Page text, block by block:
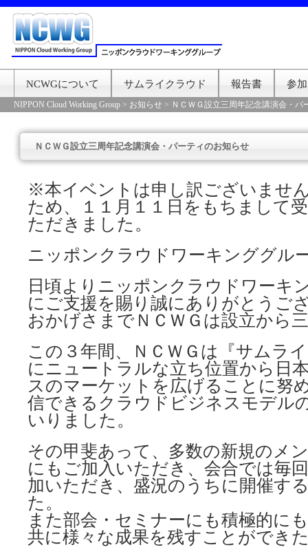
NCWGについて サムライクラウド 報告書 参
NIPPON Cloud Working Group > お知らせ > ＮＣＷＧ設立三周年記念講演会・パ
ＮＣＷＧ設立三周年記念講演会・パーティのお知らせ
※本イベントは申し訳ございませ
ため、１１月１１日をもちまして
ただきま した。
ニッポンクラウドワーキンググル
日頃よりニッポンクラウドワーキ
にご支援を賜り誠にありがとうご
おかげさまでＮＣＷＧは設立から
この３年間、ＮＣＷＧは『サムラ
にニュートラルな立ち位置から日
スのマーケットを広げることに努
信できるクラウドビジネスモデル
いりました。
その甲斐あって、多数の新規のメ
にもご加入いただき、会合では毎
加いただき、盛況のうちに開催す
た。
また部会・セミナーにも積極的に
共に様々な成果を残すことができ